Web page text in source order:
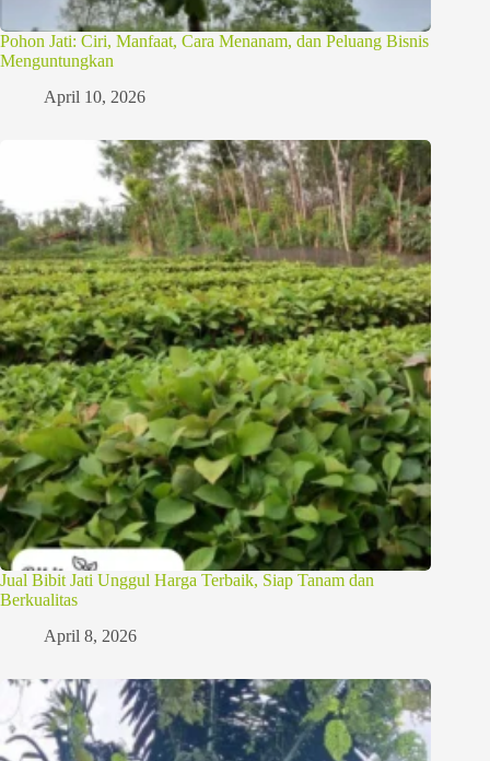
Pohon Jati: Ciri, Manfaat, Cara Menanam, dan Peluang Bisnis
Menguntungkan
April 10, 2026
Jual Bibit Jati Unggul Harga Terbaik, Siap Tanam dan
Berkualitas
April 8, 2026